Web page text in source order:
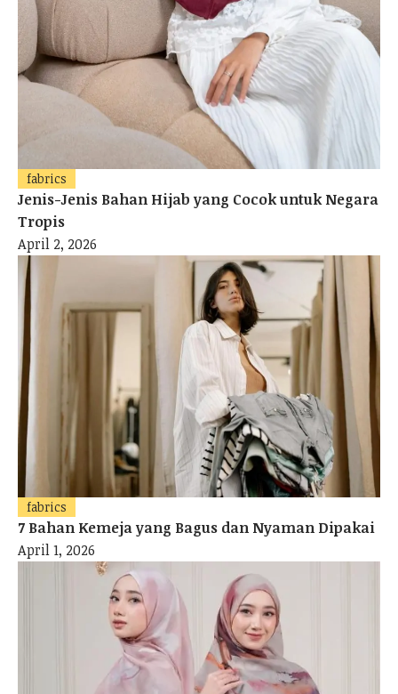
fabrics
Jenis-Jenis Bahan Hijab yang Cocok untuk Negara
Tropis
April 2, 2026
fabrics
7 Bahan Kemeja yang Bagus dan Nyaman Dipakai
April 1, 2026